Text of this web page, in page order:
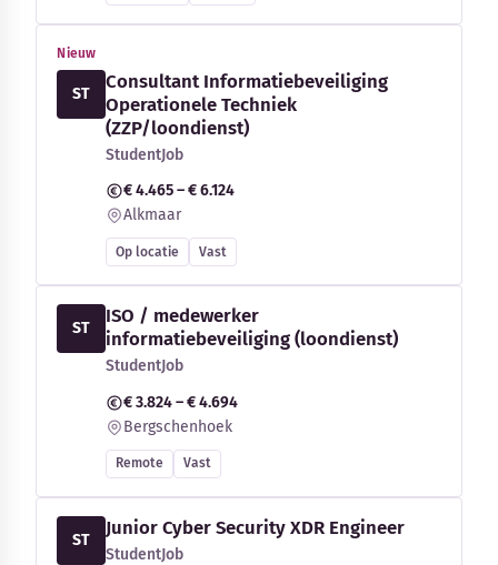
Nieuw
ST
Consultant Informatiebeveiliging
Operationele Techniek
(ZZP/loondienst)
StudentJob
€ 4.465 – € 6.124
Alkmaar
Op locatie Vast
ST
ISO / medewerker
informatiebeveiliging (loondienst)
StudentJob
€ 3.824 – € 4.694
Bergschenhoek
Remote Vast
ST
Junior Cyber Security XDR Engineer
StudentJob